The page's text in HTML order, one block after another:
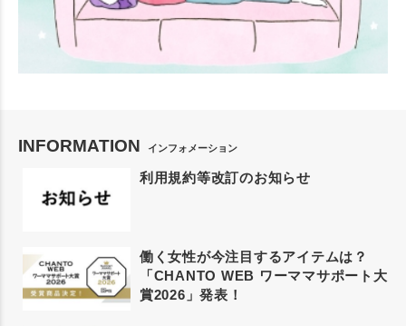
INFORMATION インフォメーション
利用規約等改訂のお知らせ
働く女性が今注目するアイテムは？
「CHANTO WEB ワーママサポート大
賞2026」発表！